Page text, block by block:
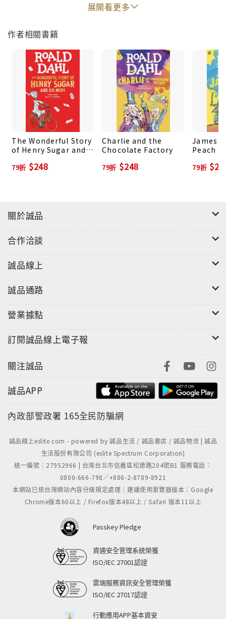
展開看更多
作者相關書籍
The Wonderful Story
of Henry Sugar and
79折 $248
Charlie and the
Chocolate Factory
79折 $248
James
Peach
79折
關於誠品
合作洽談
誠品線上
誠品通路
營業據點
訂閱誠品線上電子報
關注誠品
誠品APP
內政部警政署 165全民防騙網
誠品線上eslite.com - powered by 誠品生活 / 誠品書店 / 誠品物流 | 誠品
生活股份有限公司 (eslite Spectrum Corporation)
統一編號：27952966 | 台灣台北市信義區松德路204號B1 服務電話：
0800-666-798／+886-2-8789-8921
本網站已依台灣網站內容分級規定處理｜建議使用瀏覽器版本：Google
Chrome版本60以上 / Firefox版本48以上 / Safari 版本11以上
Passkey Pledge
資通安全管理系統榮獲
ISO/IEC 27001認證
雲端服務資訊安全管理榮獲
ISO/IEC 27017認證
行動應用APP基本資安